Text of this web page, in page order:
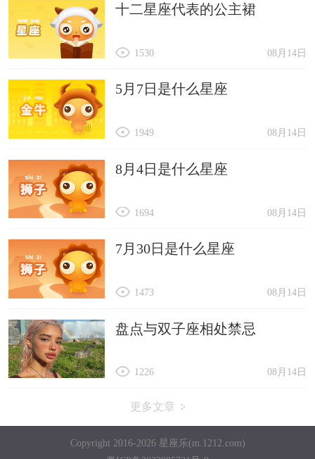
十二星座代表的公主裙
08月14日
1530
5月7日是什么星座
08月14日
1949
8月4日是什么星座
08月14日
1694
7月30日是什么星座
08月14日
1473
盘点与双子座相处禁忌
08月14日
1226
更多文章
Copyright 2016-2026 星座乐(m.1212.com)